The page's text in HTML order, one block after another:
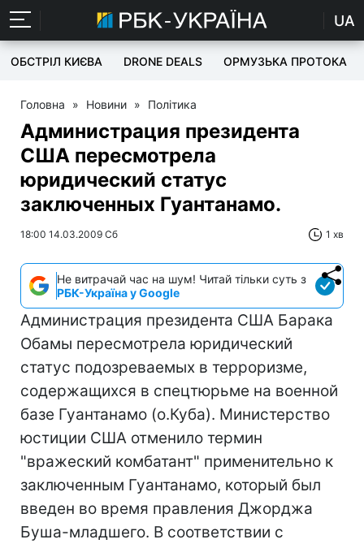
UA
ОБСТРІЛ КИЄВА DRONE DEALS ОРМУЗЬКА ПРОТОКА
Головна » Новини » Політика
Администрация президента
США пересмотрела
юридический статус
заключенных Гуантанамо.
18:00 14.03.2009 Сб 1 хв
Не витрачай час на шум! Читай тільки суть з
РБК-Україна у Google
Администрация президента США Барака
Обамы пересмотрела юридический
статус подозреваемых в терроризме,
содержащихся в спецтюрьме на военной
базе Гуантанамо (о.Куба). Министерство
юстиции США отменило термин
"вражеский комбатант" применительно к
заключенным Гуантанамо, который был
введен во время правления Джорджа
Буша-младшего. В соответствии с